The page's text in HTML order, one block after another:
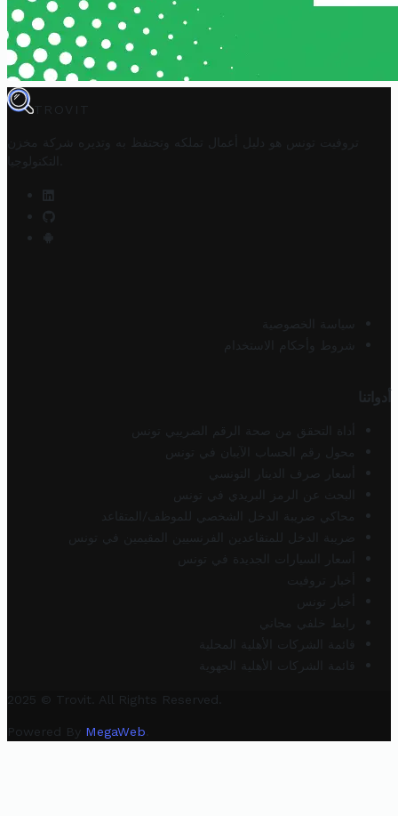
TROVIT
تروفيت تونس هو دليل أعمال تملكه وتحتفظ به وتديره
شركة مخزن
التكنولوجيا
سياسة الخصوصية
شروط وأحكام الاستخدام
أدواتنا
أداة التحقق من صحة الرقم الضريبي تونس
محول رقم الحساب الآيبان في تونس
أسعار صرف الدينار التونسي
البحث عن الرمز البريدي في تونس
محاكي ضريبة الدخل الشخصي للموظف/المتقاعد
ضريبة الدخل للمتقاعدين الفرنسيين المقيمين في تونس
أسعار السيارات الجديدة في تونس
أخبار تروفيت
أخبار تونس
رابط خلفي مجاني
قائمة الشركات الأهلية المحلية
قائمة الشركات الأهلية الجهوية
2025 © Trovit. All Rights Reserved.
Powered By MegaWeb